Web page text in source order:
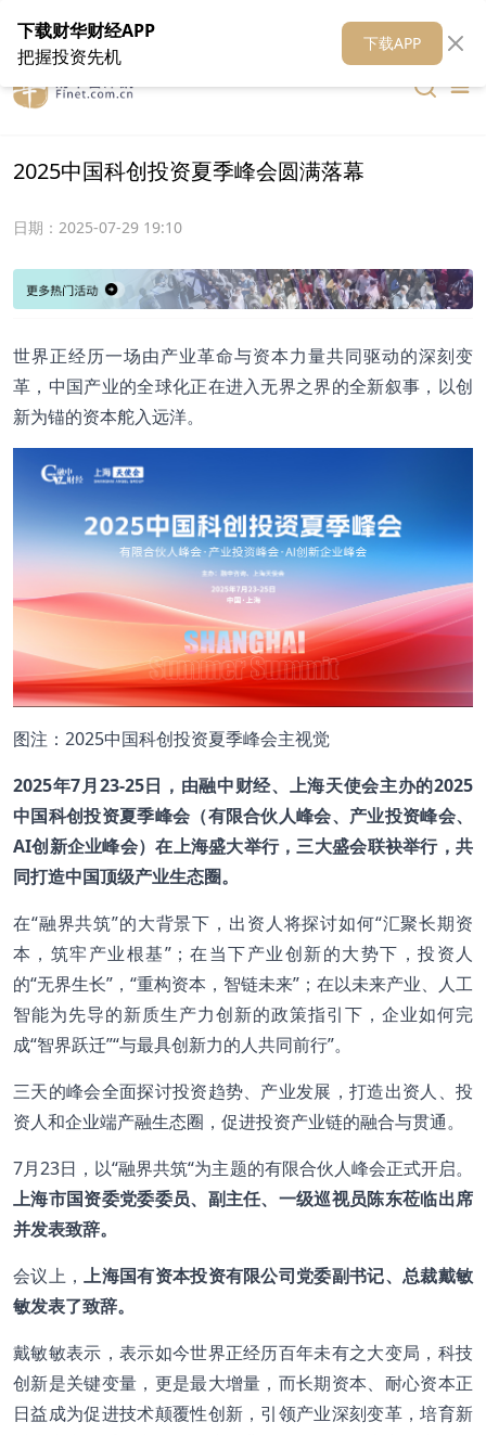
在线客服 关于我们 财华媒体矩阵 财华智库
2025中国科创投资夏季峰会圆满落幕
日期： 2025-07-29 19:10
世界正经历一场由产业革命与资本力量共同驱动的深刻变
革，中国产业的全球化正在进入无界之界的全新叙事，以创
新为锚的资本舵入远洋。
图注：2025中国科创投资夏季峰会主视觉
2025年7月23-25日，由融中财经、上海天使会主办的2025
中国科创投资夏季峰会（有限合伙人峰会、产业投资峰会、
AI创新企业峰会）在上海盛大举行，三大盛会联袂举行，共
同打造中国顶级产业生态圈。
在“融界共筑”的大背景下，出资人将探讨如何“汇聚长期资
本，筑牢产业根基”；在当下产业创新的大势下，投资人
的“无界生长”，“重构资本，智链未来”；在以未来产业、人工
智能为先导的新质生产力创新的政策指引下，企业如何完
成“智界跃迁”“与最具创新力的人共同前行”。
三天的峰会全面探讨投资趋势、产业发展，打造出资人、投
资人和企业端产融生态圈，促进投资产业链的融合与贯通。
7月23日，以“融界共筑“为主题的有限合伙人峰会正式开启。
上海市国资委党委委员、副主任、一级巡视员陈东莅临出席
并发表致辞。
会议上，上海国有资本投资有限公司党委副书记、总裁戴敏
敏发表了致辞。
戴敏敏表示，表示如今世界正经历百年未有之大变局，科技
创新是关键变量，更是最大增量，而长期资本、耐心资本正
日益成为促进技术颠覆性创新，引领产业深刻变革，培育新
下载财华财经APP
把握投资先机
下载APP